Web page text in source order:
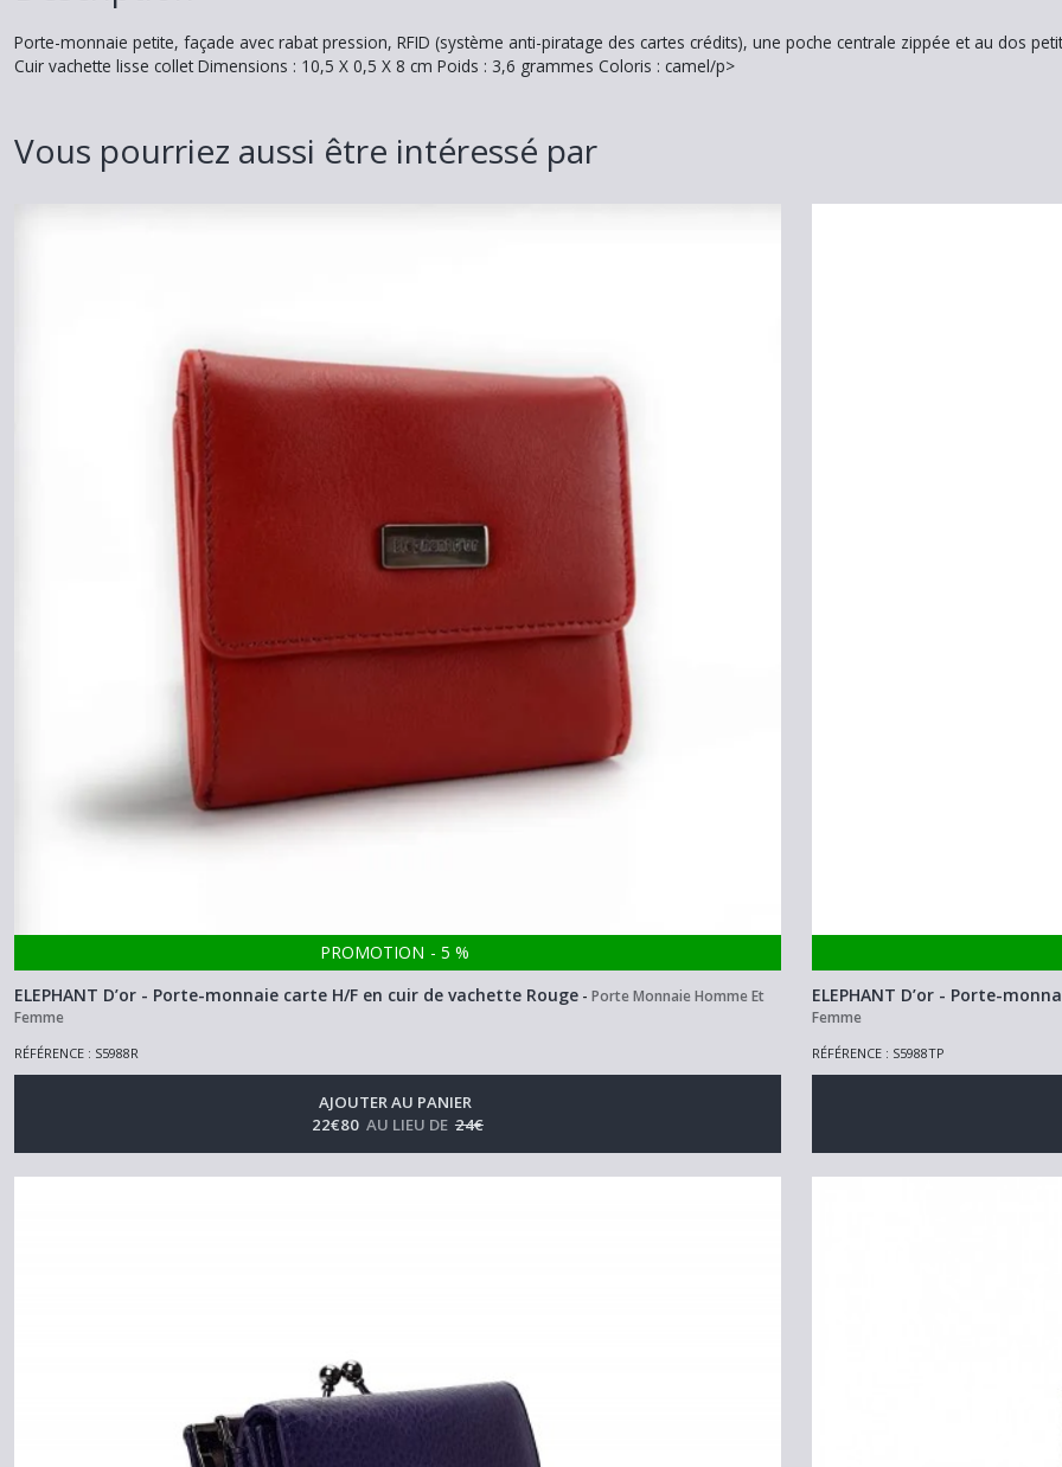
Porte-monnaie petite, façade avec rabat pression, RFID (système anti-piratage des cartes crédits), une poche centrale zippée et au dos
Cuir vachette lisse collet Dimensions : 10,5 X 0,5 X 8 cm Poids : 3,6 grammes Coloris : camel/p>
Vous pourriez aussi être intéressé par
PROMOTION - 5 %
ELEPHANT D’or - Porte-monnaie carte H/F en cuir de vachette Rouge - Porte Monnaie Homme Et
Femme
RÉFÉRENCE : S5988R
AJOUTER AU PANIER
22€80 AU LIEU DE 24€
ELEPHANT D’or - Porte-
Femme
RÉFÉRENCE : S5988TP